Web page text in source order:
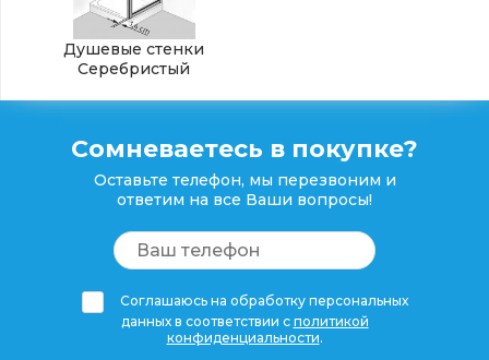
Душевые стенки
Серебристый
Сомневаетесь в покупке?
Оставьте телефон, мы перезвоним и
ответим на все Ваши вопросы!
Соглашаюсь на обработку персональных
данных в соответствии с политикой
конфиденциальности.